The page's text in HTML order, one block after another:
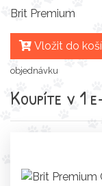
Brit Premium
Vložit do
objednávku
Koupíte v 1